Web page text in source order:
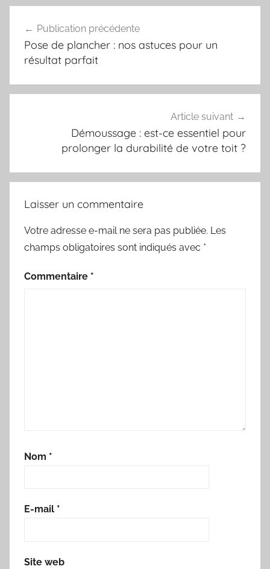
de
l’article
Publication précédente
Pose de plancher : nos astuces pour un
résultat parfait
Article suivant
Démoussage : est-ce essentiel pour
prolonger la durabilité de votre toit ?
Laisser un commentaire
Votre adresse e-mail ne sera pas publiée. Les
champs obligatoires sont indiqués avec *
Commentaire *
Nom *
E-mail *
Site web